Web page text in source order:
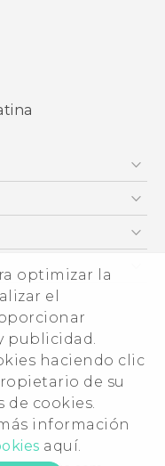
optimizar la
el
publicidad.
haciendo clic
de su
de cookies.
información
aquí.